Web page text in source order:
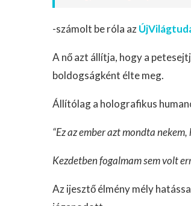
-számolt be róla az
A nő azt állítja, hogy a
boldogságként élte meg.
Állítólag a holografikus
“Ez az ember azt mondta
Kezdetben fogalmam sem volt
Az ijesztő élmény mély